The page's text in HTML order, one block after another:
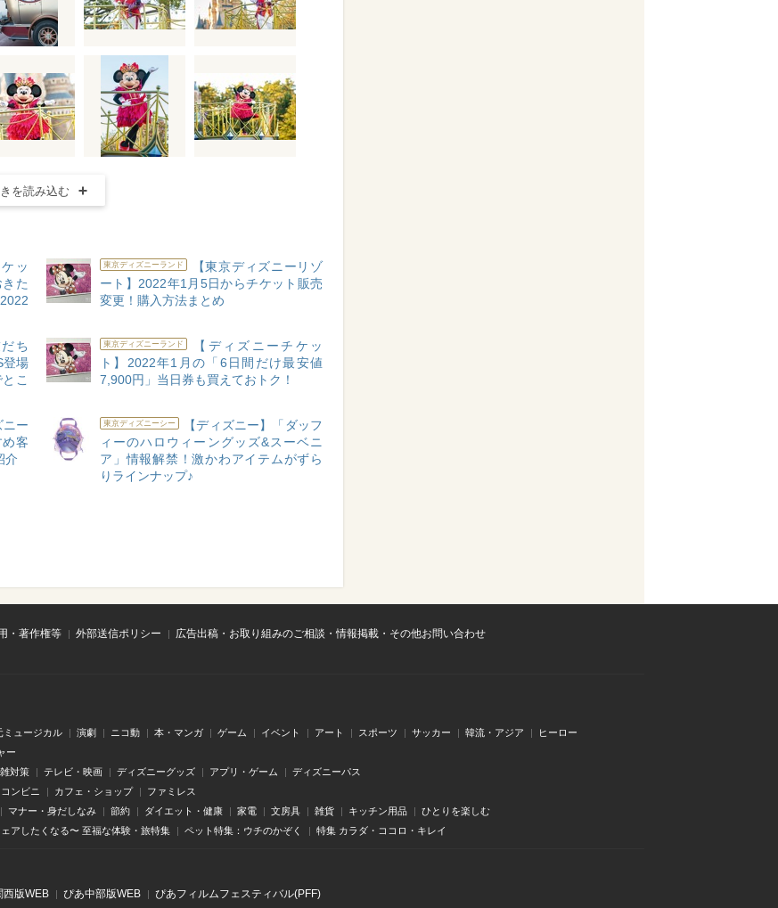
を読み込む
ッ
た
東京ディズニーランド
【東京ディズニーリゾ
ート】2022年1月5日からチケット販売
変更！購入方法まとめ
ち
登場
こ
東京ディズニーランド
【ディズニーチケッ
ト】2022年1月の「6日間だけ最安値
7,900円」当日券も買えておトク！
ー
客
介
東京ディズニーシー
【ディズニー】「ダッフ
ィーのハロウィーングッズ&スーベニ
ア」情報解禁！激かわアイテムがずら
りラインナップ♪
・著作権等 外部送信ポリシー
広告出稿・お取り組みのご相談・情報掲載・その他お問い合わせ
ミュージカル 演劇 ニコ動 本・マンガ ゲーム イベント アート スポーツ サッカー 韓流・アジア ヒーロー
ー
対策 テレビ・映画 ディズニーグッズ アプリ・ゲーム ディズニーパス
コンビニ カフェ・ショップ ファミレス
マナー・身だしなみ 節約 ダイエット・健康 家電 文房具 雑貨 キッチン用品 ひとりを楽しむ
アしたくなる〜 至福な体験・旅特集 ペット特集：ウチのかぞく 特集 カラダ・ココロ・キレイ
⻄版WEB ぴあ中部版WEB ぴあフィルムフェスティバル(PFF)